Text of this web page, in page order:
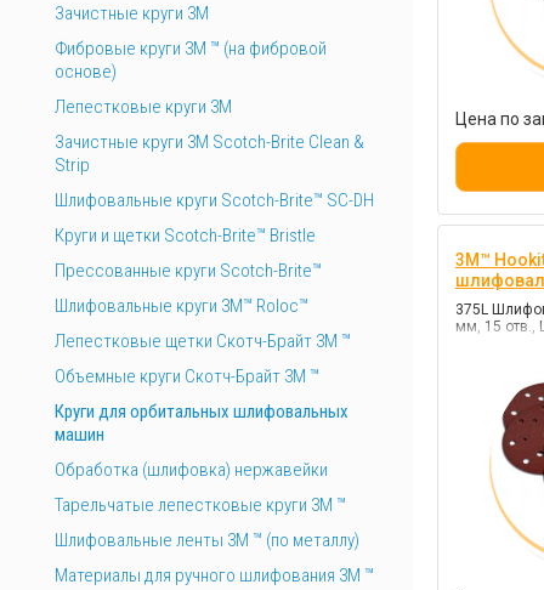
Цена по
3M™
375L
мм, 15 отв.,
Зачистные круги 3М
Фибровые круги 3М ™ (на фибровой
основе)
Лепестковые круги 3M
Зачистные круги 3М Scotch-Brite Clean &
Strip
Шлифовальные круги Scotch-Brite™ SC-DH
Круги и щетки Scotch-Brite™ Bristle
Прессованные круги Scotch-Brite™
Шлифовальные круги 3M™ Roloc™
Лепестковые щетки Скотч-Брайт 3М ™
Объемные круги Скотч-Брайт 3M ™
Круги для орбитальных шлифовальных
машин
Обработка (шлифовка) нержавейки
Тарельчатые лепестковые круги 3М ™
Шлифовальные ленты 3M ™ (по металлу)
Материалы для ручного шлифования 3М ™